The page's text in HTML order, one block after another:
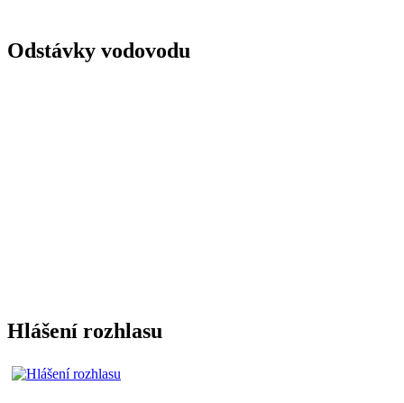
Odstávky vodovodu
Hlášení rozhlasu